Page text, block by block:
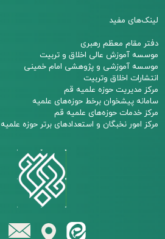
لینک‌های مفید
دفتر مقام معظم رهبری
موسسه آموزش عالی اخلاق و تربیت
موسسه آموزشی و پژوهشی امام خمینی
انتشارات اخلاق وتربیت
مرکز مدیریت حوزه علمیه قم
سامانه پیشخوان برخط حوزه‌های علمیه
مرکز خدمات حوزه‌های علمیه قم​​​​​​​
مرکز امور نخبگان و استعدادهای برتر حوزه علمیه